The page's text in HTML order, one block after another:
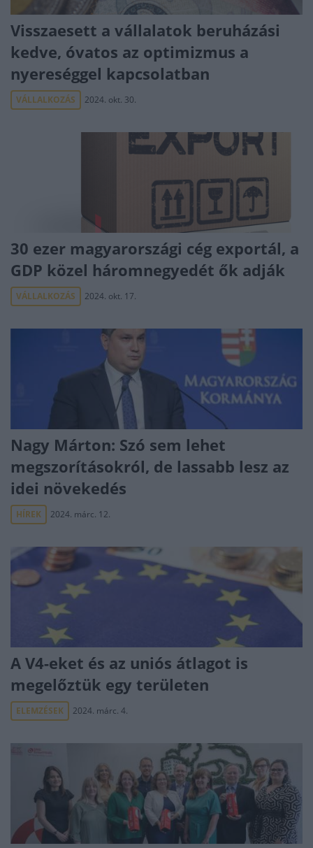
Visszaesett a vállalatok beruházási
kedve, óvatos az optimizmus a
nyereséggel kapcsolatban
VÁLLALKOZÁS 2024. okt. 30.
30 ezer magyarországi cég exportál, a
GDP közel háromnegyedét ők adják
VÁLLALKOZÁS 2024. okt. 17.
Nagy Márton: Szó sem lehet
megszorításokról, de lassabb lesz az
idei növekedés
HÍREK 2024. márc. 12.
A V4-eket és az uniós átlagot is
megelőztük egy területen
ELEMZÉSEK 2024. márc. 4.